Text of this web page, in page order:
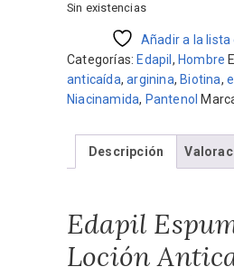
Sin existencias
Añadir a la lista
Categorías: Edapil , Hombre
anticaída,arginina, Biotina,
Niacinamida, Pantenol
Descripción
Edapil
Loción